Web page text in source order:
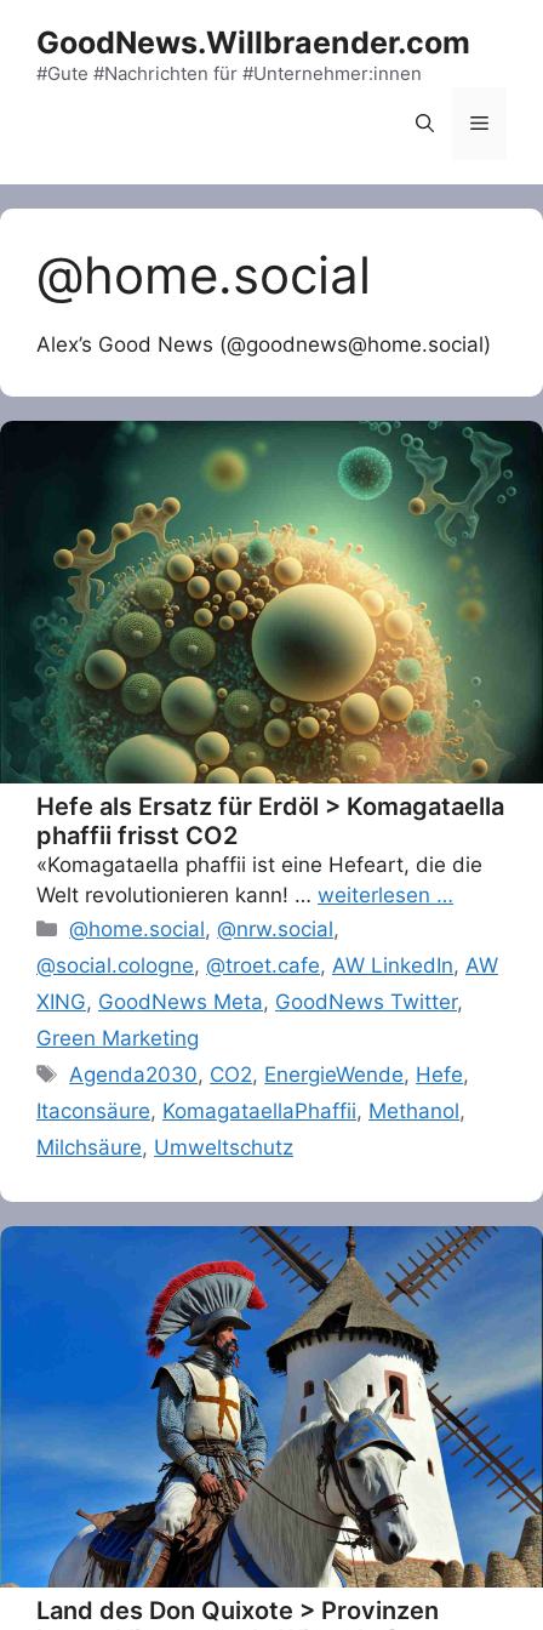
content
GoodNews.Willbraender.com
#Gute #Nachrichten für #Unternehmer:innen
Menu
@home.social
Alex’s Good News (@goodnews@home.social)
Hefe als Ersatz für Erdöl > Komagataella
phaffii frisst CO2
«Komagataella phaffii ist eine Hefeart, die die
Welt revolutionieren kann! … weiterlesen …
Categories
@home.social,@nrw.social,
@social.cologne, @troet.cafe, AW LinkedIn, AW
XING, GoodNews Meta, GoodNews Twitter,
Green Marketing
Tags
Agenda2030, CO2, EnergieWende, Hefe,
Itaconsäure, KomagataellaPhaffii, Methanol,
Milchsäure, Umweltschutz
Land des Don Quixote > Provinzen